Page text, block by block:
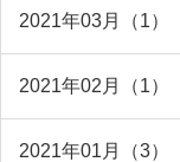
2021年03月（1）
2021年02月（1）
2021年01月（3）